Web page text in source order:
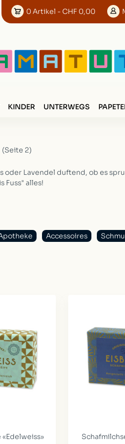
0Artikel - CHF 0,00
KINDER UNTERWEGS
(Seite 2)
oder Lavendel duftend, ob es
Fuss" alles!
Accessoires